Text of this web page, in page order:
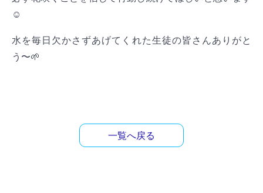
☺️
水を毎日欠かさずあげてくれた生徒の皆さんありがと
う〜🌱
一覧へ戻る